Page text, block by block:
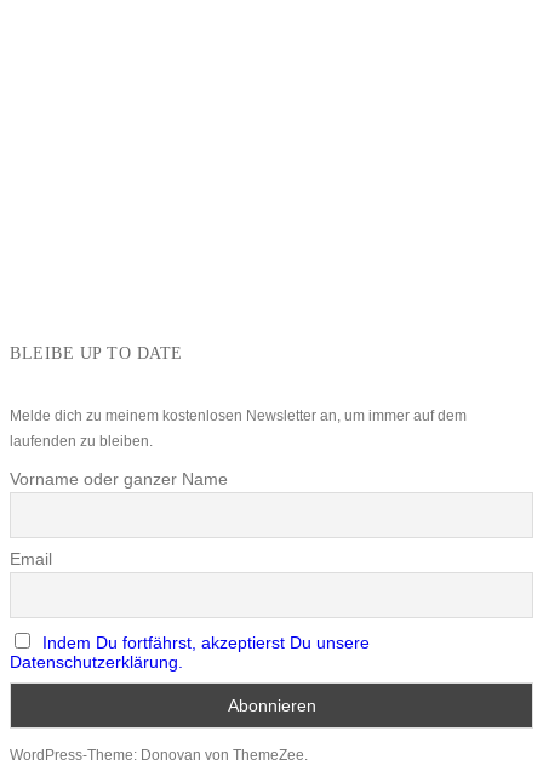
BLEIBE UP TO DATE
Melde dich zu meinem kostenlosen Newsletter an, um immer auf dem
laufenden zu bleiben.
Vorname oder ganzer Name
Email
Indem Du fortfährst, akzeptierst Du unsere
Datenschutzerklärung.
WordPress-Theme: Donovan von ThemeZee.